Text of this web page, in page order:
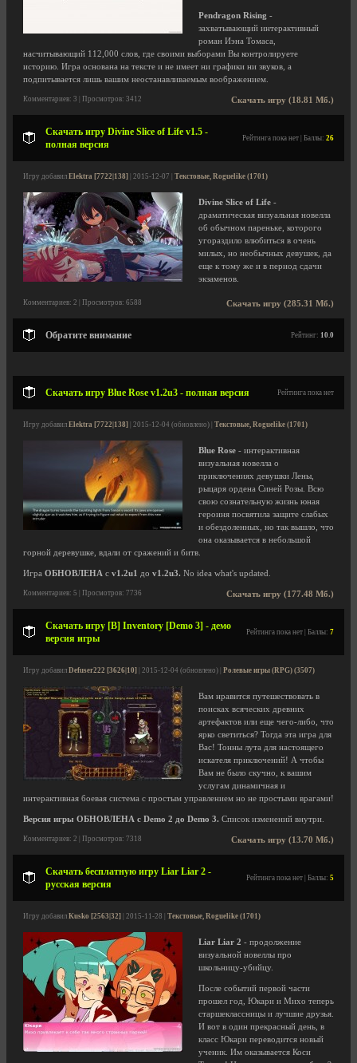
Pendragon Rising -
захватывающий интерактивный
роман Иэна Томаса,
насчитывающий 112,000 слов, где своими выборами Вы контролируете
историю. Игра основана на тексте и не имеет ни графики ни звуков, а
подпитывается лишь вашим неостанавливаемым воображением.
Скачать игру (18.81 Мб.)
Комментариев: 3 | Просмотров: 3412
Скачать игру Divine Slice of Life v1.5 -
полная версия
Рейтинга пока нет | Баллы: 26
Игру добавил Elektra [7722|138] | 2015-12-07 | Текстовые, Roguelike (1701)
Divine Slice of Life -
драматическая визуальная новелла
об обычном пареньке, которого
угораздило влюбиться в очень
милых, но необычных девушек, да
еще к тому же и в период сдачи
экзаменов.
Скачать игру (285.31 Мб.)
Комментариев: 2 | Просмотров: 6588
Обратите внимание Рейтинг: 10.0
Скачать игру Blue Rose v1.2u3 - полная версия Рейтинга пока нет
Игру добавил Elektra [7722|138] | 2015-12-04 (обновлено) | Текстовые, Roguelike (1701)
Blue Rose - интерактивная
визуальная новелла о
приключениях девушки Лены,
рыцаря ордена Синей Розы. Всю
свою сознательную жизнь юная
героиня посвятила защите слабых
и обездоленных, но так вышло, что
она оказывается в небольшой
горной деревушке, вдали от сражений и битв.
Игра ОБНОВЛЕНА с v1.2u1 до v1.2u3. No idea what's updated.
Скачать игру (177.48 Мб.)
Комментариев: 5 | Просмотров: 7736
Скачать игру [B] Inventory [Demo 3] - демо
версия игры
Рейтинга пока нет | Баллы: 7
Игру добавил Defuser222 [3626|10] | 2015-12-04 (обновлено) | Ролевые игры (RPG) (3507)
Вам нравится путешествовать в
поисках всяческих древних
артефактов или еще чего-либо, что
ярко светиться? Тогда эта игра для
Вас! Тонны лута для настоящего
искателя приключений! А чтобы
Вам не было скучно, к вашим
услугам динамичная и
интерактивная боевая система с простым управлением но не простыми врагами!
Версия игры ОБНОВЛЕНА с Demo 2 до Demo 3. Список изменений внутри.
Скачать игру (13.70 Мб.)
Комментариев: 2 | Просмотров: 7318
Скачать бесплатную игру Liar Liar 2 -
русская версия
Рейтинга пока нет | Баллы: 5
Игру добавил Kusko [2563|32] | 2015-11-28 | Текстовые, Roguelike (1701)
Liar Liar 2 - продолжение
визуальной новеллы про
школьницу-убийцу.
После событий первой части
прошел год, Юкари и Михо теперь
старшеклассницы и лучшие друзья.
И вот в один прекрасный день, в
класс Юкари переводится новый
ученик. Им оказывается Коси